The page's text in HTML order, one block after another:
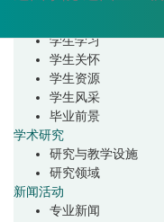
学生学习
学生关怀
学生资源
学生风采
毕业前景
学术研究
研究与教学设施
研究领域
新闻活动
专业新闻